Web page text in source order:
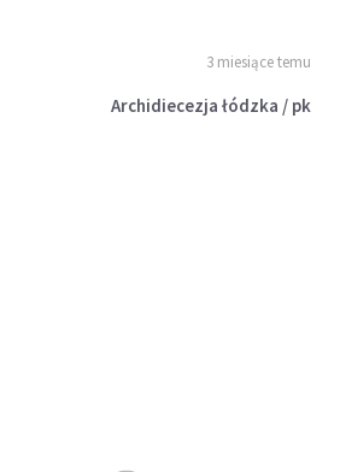
3 miesiące temu
Archidiecezja łódzka / pk